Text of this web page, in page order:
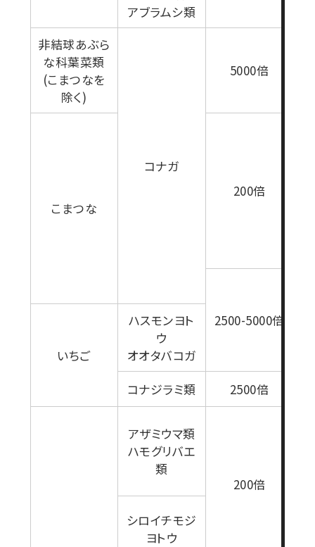
アブラムシ類
非結球あぶら
な科葉菜類
(こまつなを
除く)
コナガ
5000倍
こまつな
200倍
2500-5000倍
いちご
ハスモンヨト
ウ
オオタバコガ
コナジラミ類
2500倍
アザミウマ類
ハモグリバエ
類
200倍
シロイチモジ
ヨトウ